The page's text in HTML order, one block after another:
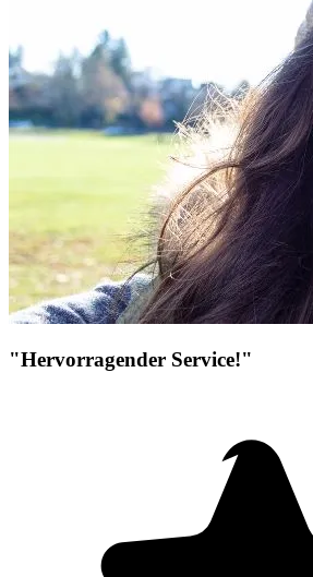
"Hervorragender Service!"